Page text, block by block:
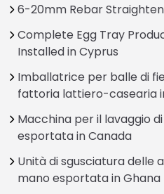
6-20mm Rebar
Complete Egg Tray
Installed in Cyprus
Imballatrice per balle di
fattoria lattiero-casearia
Macchina per il lavaggio
esportata in Canada
Unità di sgusciatura delle
mano esportata in Ghana